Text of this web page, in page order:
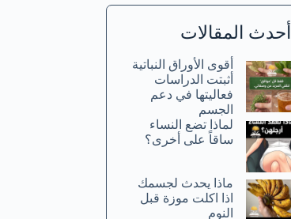
أحدث المقالات
أقوى الأوراق النباتية
أثبتت الدراسات
فعاليتها في دعم
الجسم
لماذا تضع النساء
ساقاً على أخرى؟
ماذا يحدث لجسمك
اذا اكلت موزة قبل
النوم